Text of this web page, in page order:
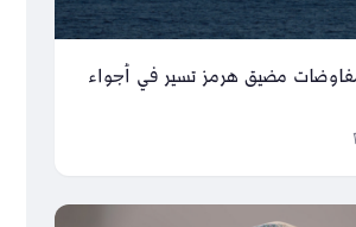
مضيق هرمز تسير في أجواء